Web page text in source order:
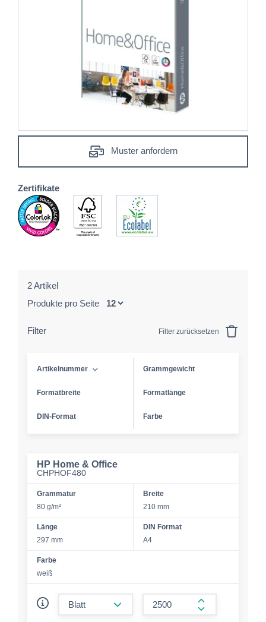
Muster anfordern
Zertifikate
2 Artikel
Produkte pro Seite
Filter Filter zurücksetzen
Artikelnummer Grammgewicht
Formatbreite Formatlänge
DIN-Format Farbe
HP Home & Office
CHPHOF480
Grammatur
80 g/m²
Breite
210 mm
Länge
297 mm
DIN Format
A4
Farbe
weiß
form.increase-